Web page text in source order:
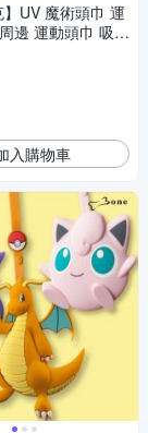
】UV 魔術頭巾 運
邊 運動頭巾 吸汗
入購物車